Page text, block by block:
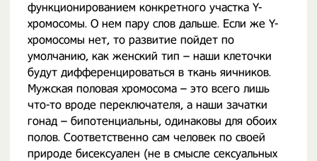
функционированием конкретного участка Y-
хромосомы. О нем пару слов дальше. Если же Y-
хромосомы нет, то развитие пойдет по
умолчанию, как женский тип – наши клеточки
будут дифференцироваться в ткань яичников.
Мужская половая хромосома – это всего лишь
что-то вроде переключателя, а наши зачатки
гонад – бипотенциальны, одинаковы для обоих
полов. Соответственно сам человек по своей
природе бисексуален (не в смысле сексуальных